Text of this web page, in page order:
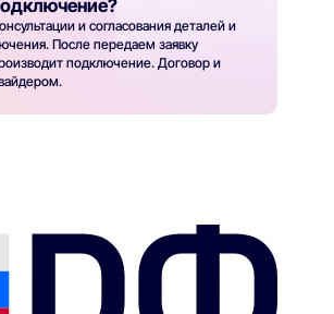
и согласования деталей и
После передаем заявку
подключение. Договор и